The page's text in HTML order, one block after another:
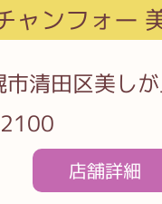
ャンフォー
市清田区美し
店舗詳細